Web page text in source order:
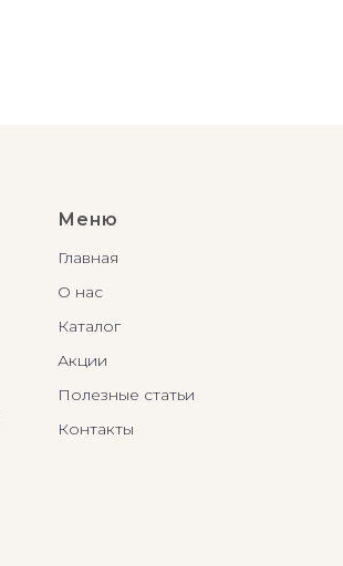
Меню
Главная
О нас
Каталог
Акции
Полезные статьи
Контакты